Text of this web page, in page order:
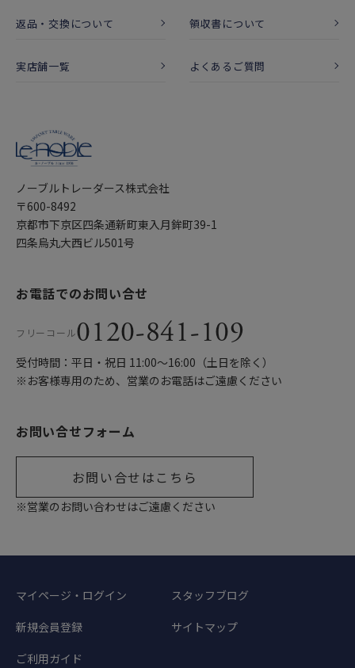
返品・交換について 領収書について
実店舗一覧 よくあるご質問
ノーブルトレーダース株式会社
〒600-8492
京都市下京区四条通新町東入月鉾町39-1
四条烏丸大西ビル501号
お電話でのお問い合せ
フリーコール0120-841-109
受付時間：平日・祝日 11:00〜16:00（土日を除く）
※お客様専用のため、営業のお電話はご遠慮ください
お問い合せフォーム
お問い合せはこちら
※営業のお問い合わせはご遠慮ください
マイページ・ログイン
新規会員登録
ご利用ガイド
スタッフブログ
サイトマップ